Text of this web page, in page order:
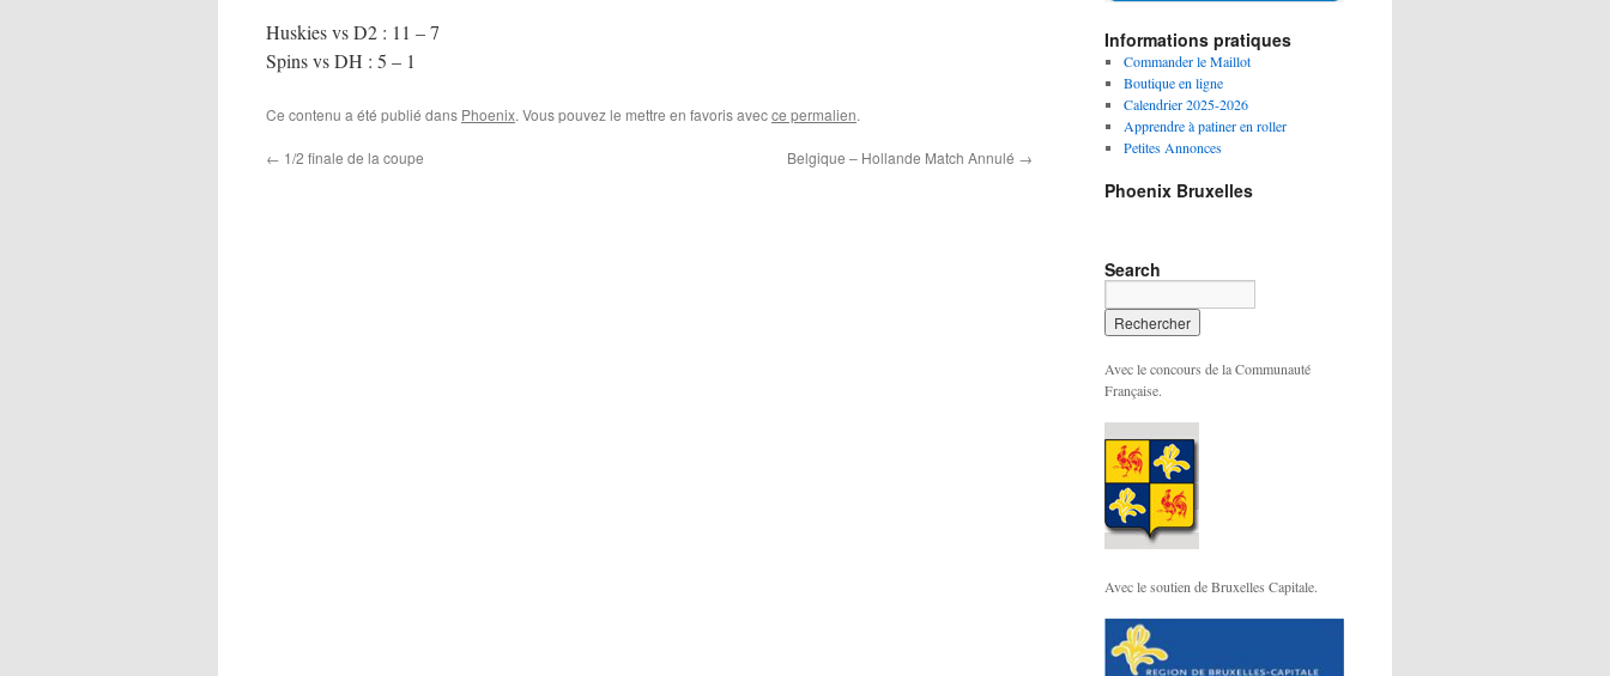
Huskies vs D2 : 11 – 7
Spins vs DH : 5 – 1
Ce contenu a été publié dans Phoenix. Vous pouvez le mettre en favoris avecce permalien.
← 1/2 finale de la coupe Belgique – Hollande Match Annulé →
Informations pratiques
Commander le Maillot
Boutique en ligne
Calendrier 2025-2026
Apprendre à patiner en roller
Petites Annonces
Phoenix Bruxelles
Search
Avec le concours de la Communauté
Française.
Avec le soutien de Bruxelles Capitale.